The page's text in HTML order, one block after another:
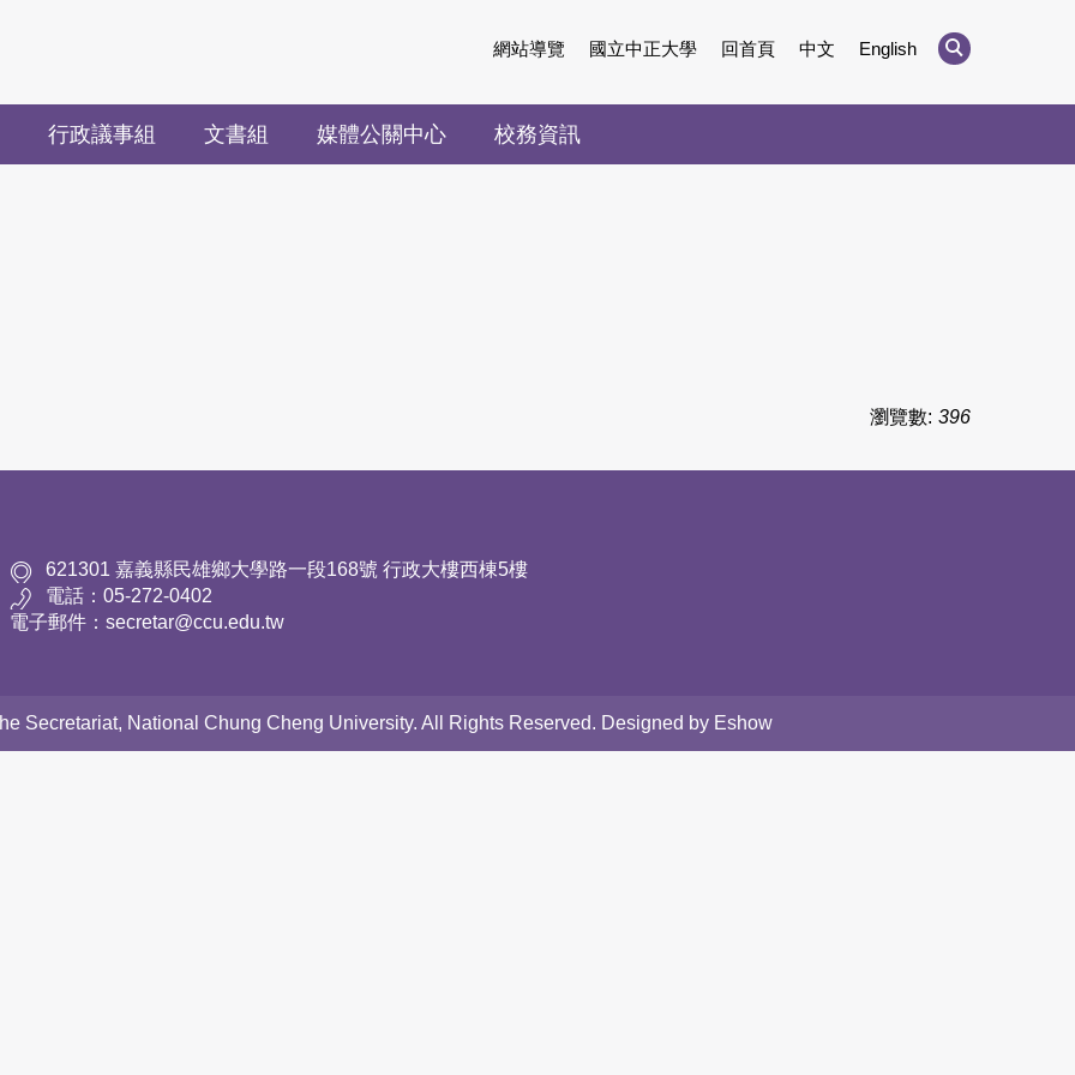
網站導覽 國立中正大學 回首頁 中文 English
行政議事組 文書組 媒體公關中心 校務資訊
瀏覽數: 396
621301 嘉義縣民雄鄉大學路一段168號 行政大樓西棟5樓
電話：05-272-0402
電子郵件：secretar@ccu.edu.tw
Secretariat, National Chung Cheng University. All Rights Reserved. Designed by Eshow